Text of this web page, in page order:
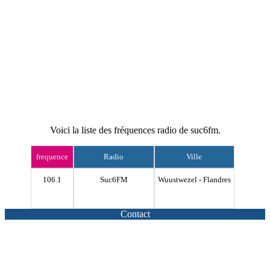
Voici la liste des fréquences radio de suc6fm.
frequence Radio Ville
106.1 Suc6FM Wuustwezel - Flandres
Contact